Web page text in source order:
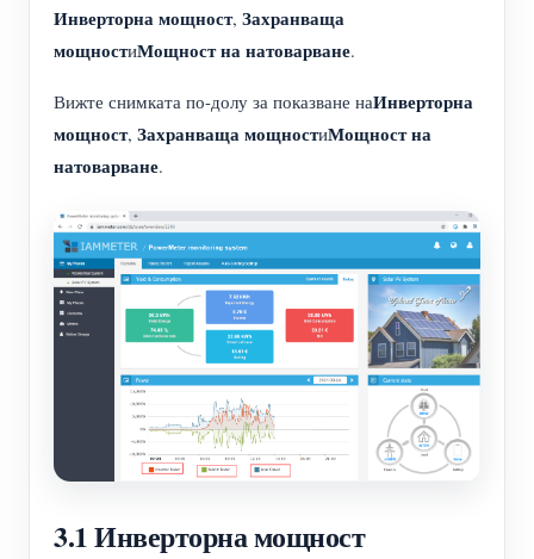
Инверторна мощност, Захранваща
мощностиМощност на натоварване.
Вижте снимката по-долу за показване наИнверторна
мощност, Захранваща мощностиМощност на
натоварване.
3.1 Инверторна мощност